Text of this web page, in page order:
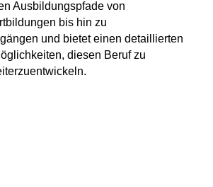
Ausbildungspfade von
bis hin zu
und bietet einen detaillierten
diesen Beruf zu